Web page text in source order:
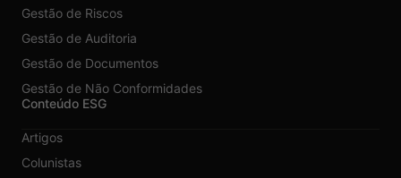
Gestão de Riscos
Gestão de Auditoria
Gestão de Documentos
Gestão de Não Conformidades
Conteúdo ESG
Artigos
Colunistas